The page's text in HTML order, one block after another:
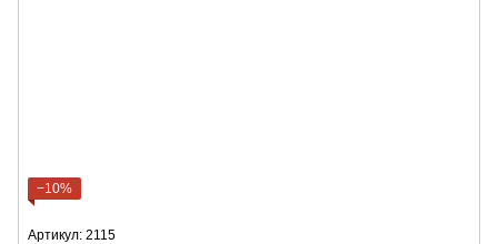
−10%
Артикул: 2115